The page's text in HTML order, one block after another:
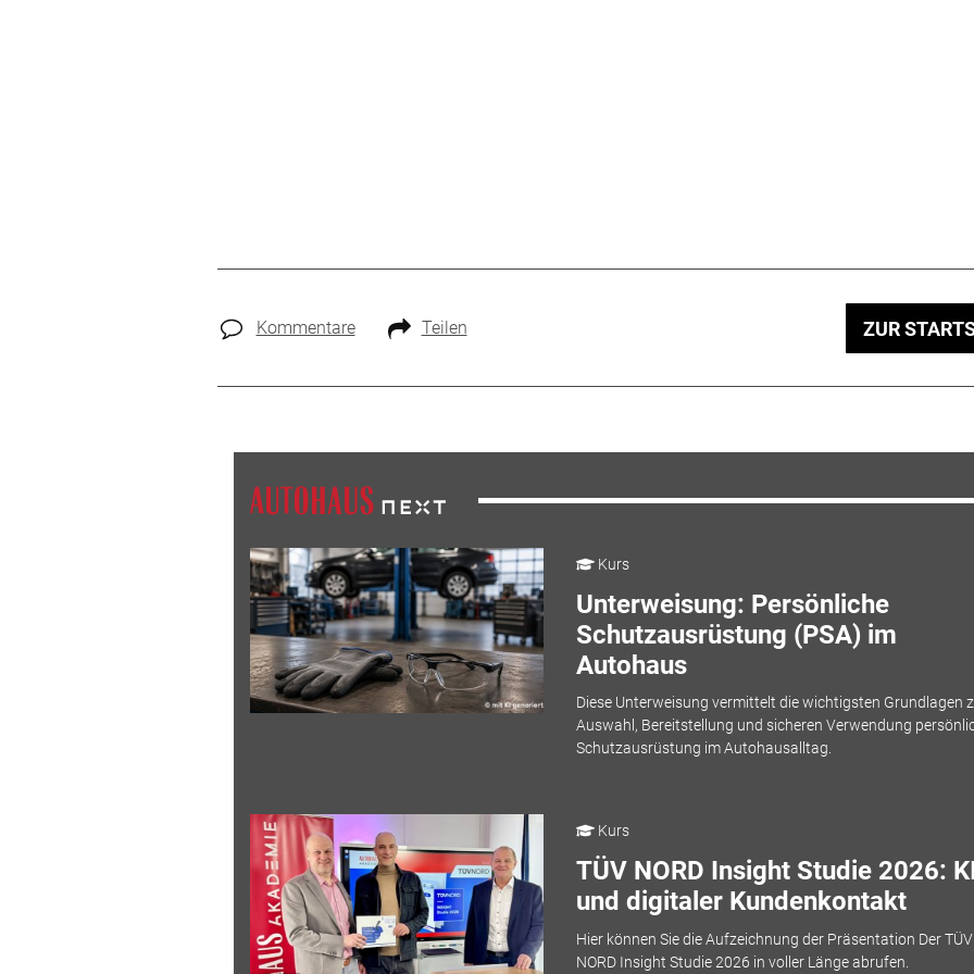
Kommentare Teilen ZUR
Kurs
Unterweisung: Persönliche
Schutzausrüstung (PSA) im
Autohaus
Diese Unterweisung vermittelt die wichtigsten Grundlagen
Auswahl, Bereitstellung und sicheren Verwendung
Schutzausrüstung im Autohausalltag.
Kurs
TÜV NORD Insight Studie 2026:
und digitaler Kundenkontakt
Hier können Sie die Aufzeichnung der Präsentation Der TÜV
NORD Insight Studie 2026 in voller Länge abrufen.